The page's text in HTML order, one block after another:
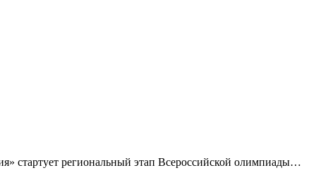
стартует региональный этап Всероссийской олимпиады…